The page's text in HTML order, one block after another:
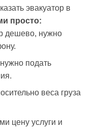
эвакуатор в
просто:
дешево, нужно
подать
веса груза
цену услуги и